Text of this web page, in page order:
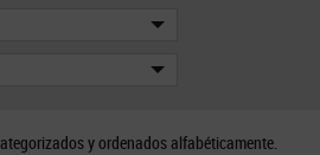
y ordenados alfabéticamente.